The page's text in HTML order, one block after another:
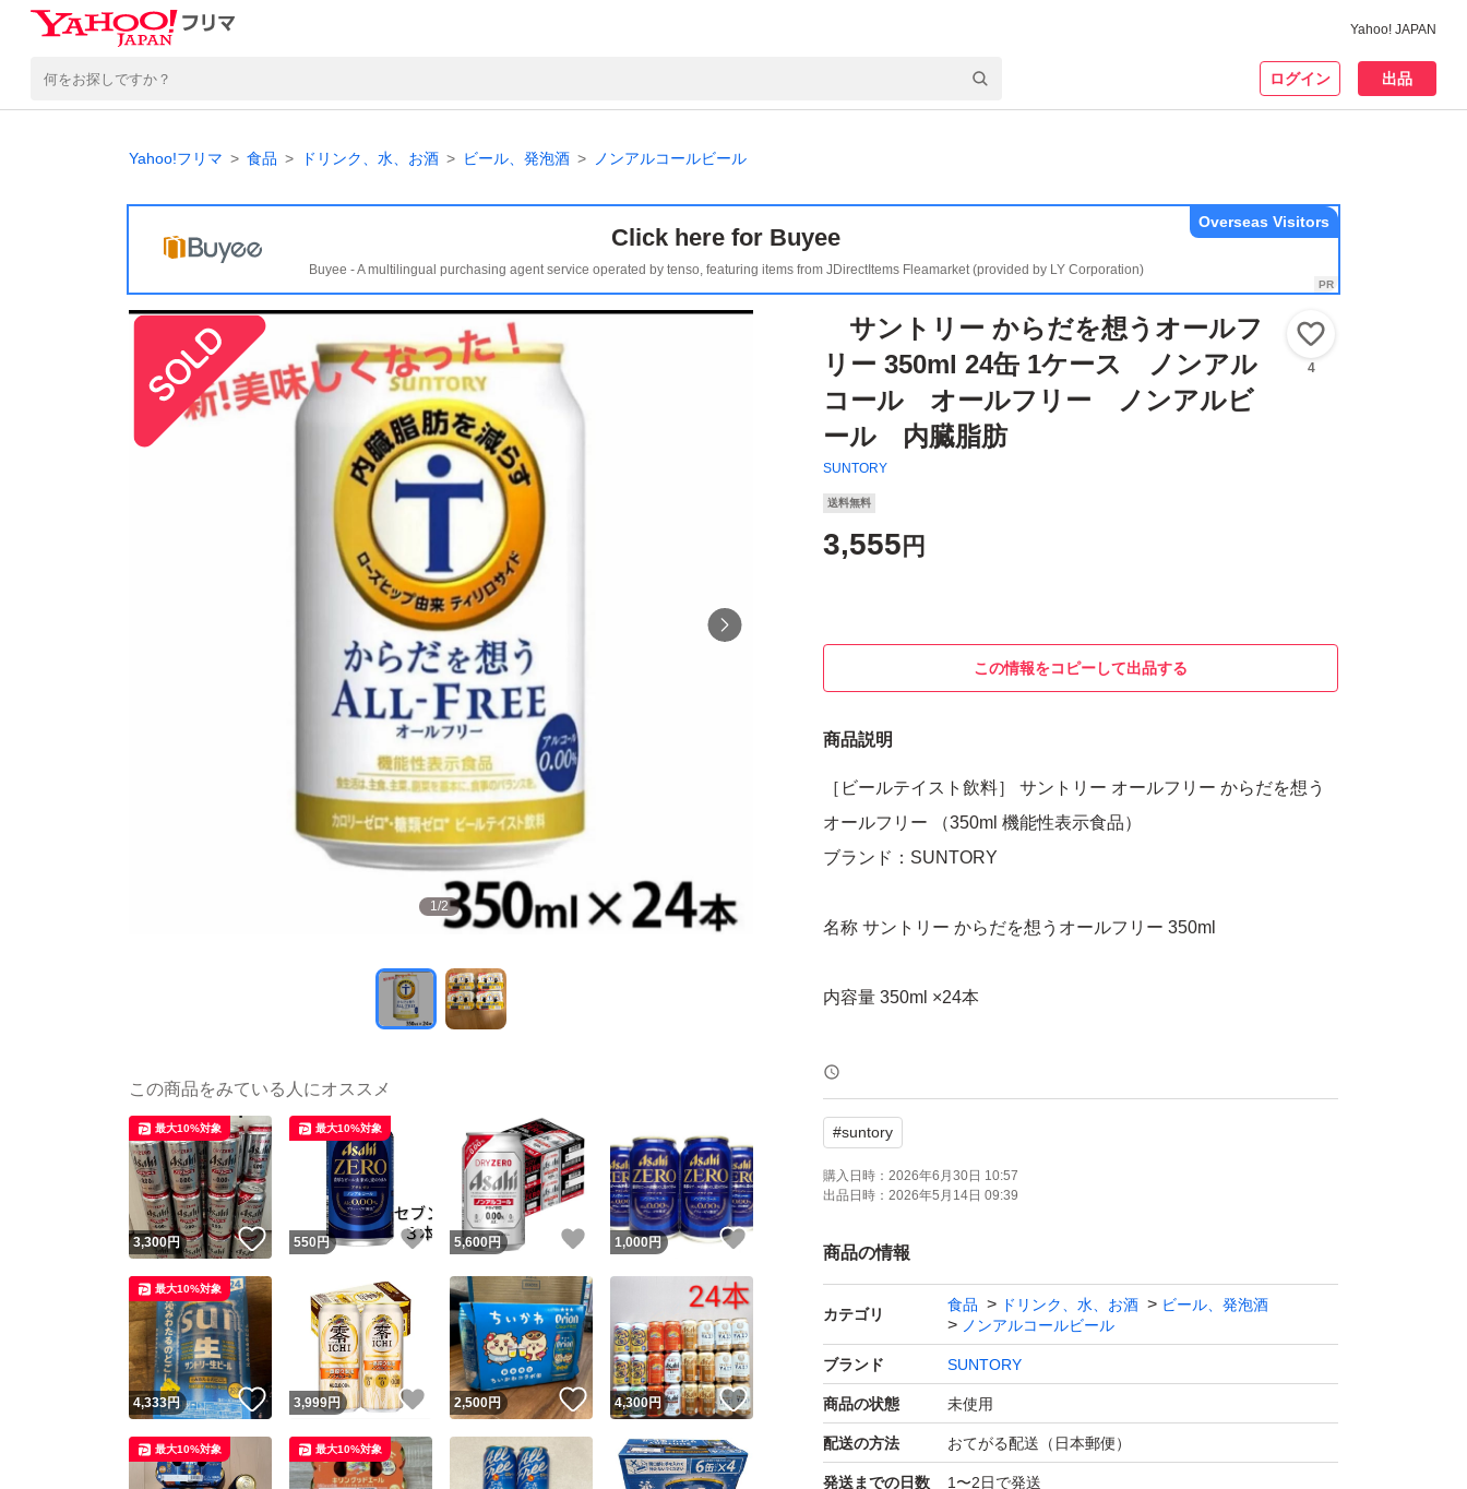
Yahoo! JAPAN
ログイン 出品
Yahoo!フリマ 食品 ドリンク、水、お酒 ビール、発泡酒 ノンアルコールビール
Click here for Buyee
Buyee - A multilingual purchasing agent service operated by tenso, featuring items from JDirectItems Fleamarket (provided by LY Corporation)
Overseas Visitors
1/2
サントリー からだを想うオールフ
リー 350ml 24缶 1ケース ノンアル
コール オールフリー ノンアルビ
ール 内臓脂肪
SUNTORY
4
送料無料
3,555 円
この情報をコピーして出品する
商品説明
［ビールテイスト飲料］ サントリー オールフリー からだを想う
オールフリー （350ml 機能性表示食品）
ブランド：SUNTORY
名称 サントリー からだを想うオールフリー 350ml
内容量 350ml ×24本
保存方法 常温
商品説明 アルコール度数 0.0%
内臓脂肪を減らす機能があることが報告されている、ローズヒッ
プ由来ティリロサイドを加えました。
また、粒選り麦芽100％一番麦汁使用、アロマホップ100％使用、
天然水100％仕込といったオールフリーの原材料と製法へのこだ
わりはそのままに、苦味を強化することで飲みごたえが感じられ
る味わいに仕上げました。
#suntory
購入日時： 2026年6月30日 10:57
出品日時： 2026年5月14日 09:39
商品の情報
カテゴリ
食品 ドリンク、水、お酒
ビール、発泡酒
ノンアルコールビール
ブランド SUNTORY
商品の状態 未使用
配送の方法 おてがる配送（日本郵便）
発送までの日数 1〜2日で発送
この商品をみている人にオススメ
3,300円 いいね！
最大10%対象
550 円 いいね！
最大10%対象
5,600円 いいね！
1,000円
4,333円 いいね！
最大10%対象
3,999円 いいね！
2,500円 いいね！
4,300円 いいね！
最大10%対象 最大10%対象